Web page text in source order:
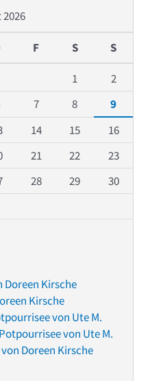
F S S
1
2
7 8
9
14 15
16
21 22
23
28 29
30
Kirsche
Kirsche
von Ute M.
von Ute M.
Doreen Kirsche